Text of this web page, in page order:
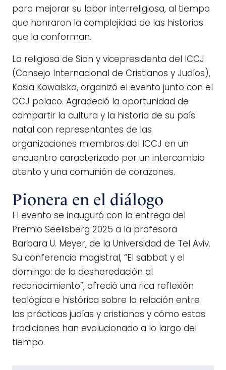
para mejorar su labor interreligiosa, al tiempo
que honraron la complejidad de las historias
que la conforman.
La religiosa de Sion y vicepresidenta del ICCJ
(Consejo Internacional de Cristianos y Judíos),
Kasia Kowalska, organizó el evento junto con el
CCJ polaco. Agradeció la oportunidad de
compartir la cultura y la historia de su país
natal con representantes de las
organizaciones miembros del ICCJ en un
encuentro caracterizado por un intercambio
atento y una comunión de corazones.
Pionera en el diálogo
El evento se inauguró con la entrega del
Premio Seelisberg 2025 a la profesora
Barbara U. Meyer, de la Universidad de Tel Aviv.
Su conferencia magistral, “El sabbat y el
domingo: de la desheredación al
reconocimiento”, ofreció una rica reflexión
teológica e histórica sobre la relación entre
las prácticas judías y cristianas y cómo estas
tradiciones han evolucionado a lo largo del
tiempo.